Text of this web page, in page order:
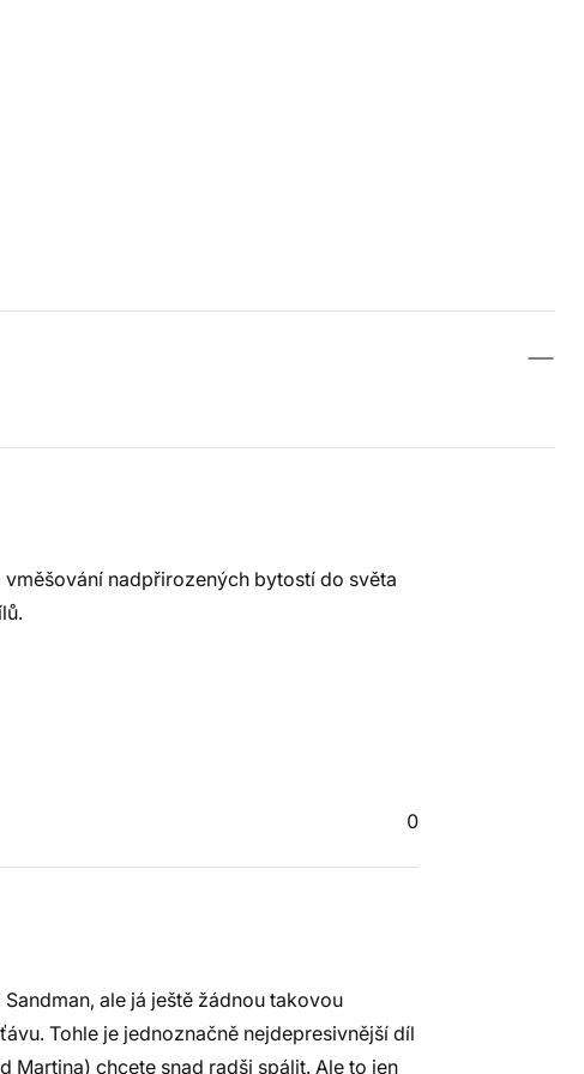
nadpřirozených bytostí do světa
0
ale já ještě žádnou takovou
Tohle je jednoznačně nejdepresivnější díl
Martina) chcete snad radši spálit. Ale to jen